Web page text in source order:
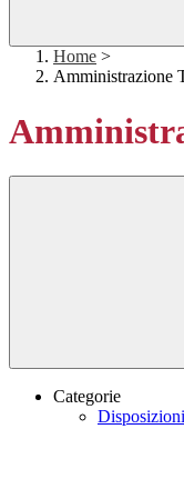
Home >
Amministrazione
Categorie